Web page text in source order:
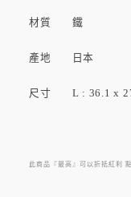
材質 鐵
產地 日本
尺寸 L : 36.1 x
此商品『最高』可以折抵紅利 點